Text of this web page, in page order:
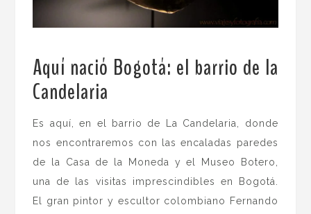
Aquí nació Bogotá: el barrio de la
Candelaria
Es aquí, en el barrio de La Candelaria, donde
nos encontraremos con las encaladas paredes
de la Casa de la Moneda y el Museo Botero,
una de las visitas imprescindibles en Bogotá.
El gran pintor y escultor colombiano Fernando